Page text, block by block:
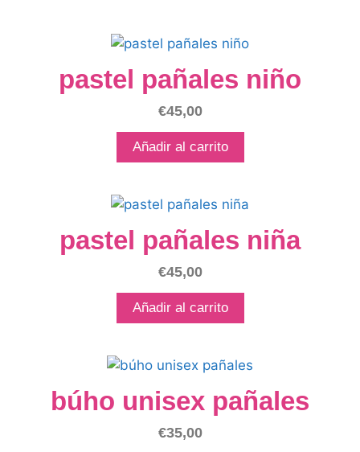
pastel pañales niño
€45,00
Añadir al carrito
pastel pañales niña
€45,00
Añadir al carrito
búho unisex pañales
€35,00